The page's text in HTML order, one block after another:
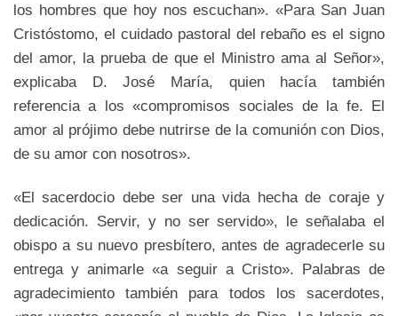
los hombres que hoy nos escuchan». «Para San Juan
Cristóstomo, el cuidado pastoral del rebaño es el signo
del amor, la prueba de que el Ministro ama al Señor»,
explicaba D. José María, quien hacía también
referencia a los «compromisos sociales de la fe. El
amor al prójimo debe nutrirse de la comunión con Dios,
de su amor con nosotros».
«El sacerdocio debe ser una vida hecha de coraje y
dedicación. Servir, y no ser servido», le señalaba el
obispo a su nuevo presbítero, antes de agradecerle su
entrega y animarle «a seguir a Cristo». Palabras de
agradecimiento también para todos los sacerdotes,